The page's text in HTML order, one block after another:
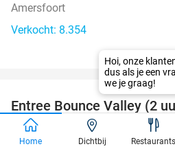
Amersfoort
Verkocht: 8.354
Entree Bounce Valley (2
sokken + verkoelende
Bounce Valley Eindhoven
Home Dichtbij Restaurants